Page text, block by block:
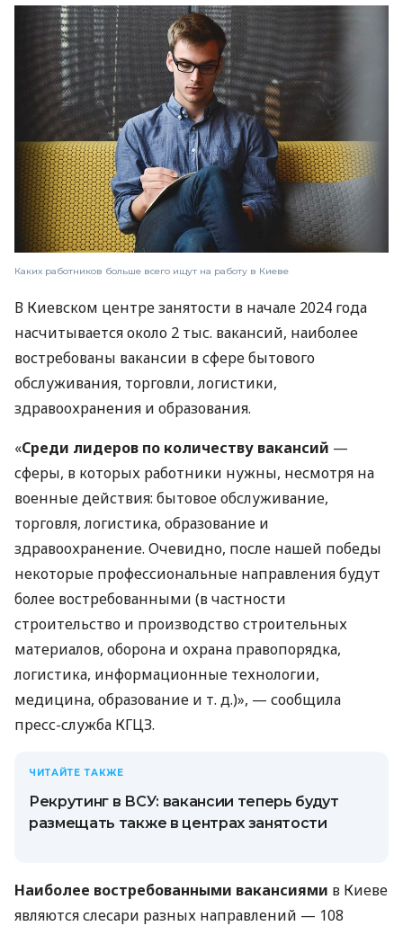
Каких работников больше всего ищут на работу в Киеве
В Киевском центре занятости в начале 2024 года
насчитывается около 2 тыс. вакансий, наиболее
востребованы вакансии в сфере бытового
обслуживания, торговли, логистики,
здравоохранения и образования.
«Среди лидеров по количеству вакансий —
сферы, в которых работники нужны, несмотря на
военные действия: бытовое обслуживание,
торговля, логистика, образование и
здравоохранение. Очевидно, после нашей победы
некоторые профессиональные направления будут
более востребованными (в частности
строительство и производство строительных
материалов, оборона и охрана правопорядка,
логистика, информационные технологии,
медицина, образование и т. д.)», — сообщила
пресс-служба КГЦЗ.
ЧИТАЙТЕ ТАКЖЕ
Рекрутинг в ВСУ: вакансии теперь будут
размещать также в центрах занятости
Наиболее востребованными вакансиями в Киеве
являются слесари разных направлений — 108